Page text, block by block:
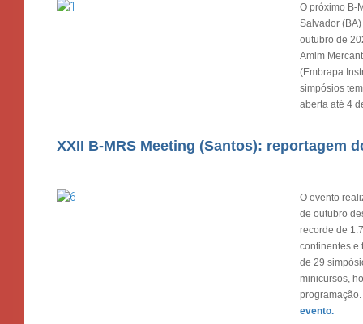
O próximo B-
Salvador
outubro de
Amim
(Embrapa
simpósios
aberta até 4
XXII B-MRS Meeting (Santos): reportagem
O evento
de outubro
recorde de
continentes e
de 29
minicursos,
programação.
evento.